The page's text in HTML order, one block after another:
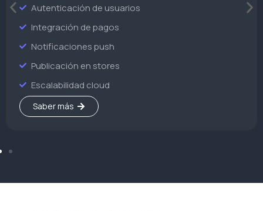
Autenticación de usuarios
Integración de pagos
Notificaciones push
Publicación en stores
Escalabilidad cloud
Saber más